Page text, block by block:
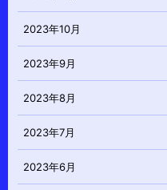
2023年10月
2023年9月
2023年8月
2023年7月
2023年6月